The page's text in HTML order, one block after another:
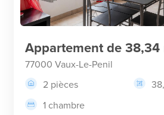
Appartement de 38,34
77000 Vaux-Le-Penil
2 pièces
1 chambre